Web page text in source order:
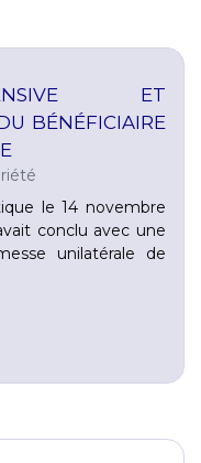
ET
BÉNÉFICIAIRE
le 14 novembre
conclu avec une
unilatérale de